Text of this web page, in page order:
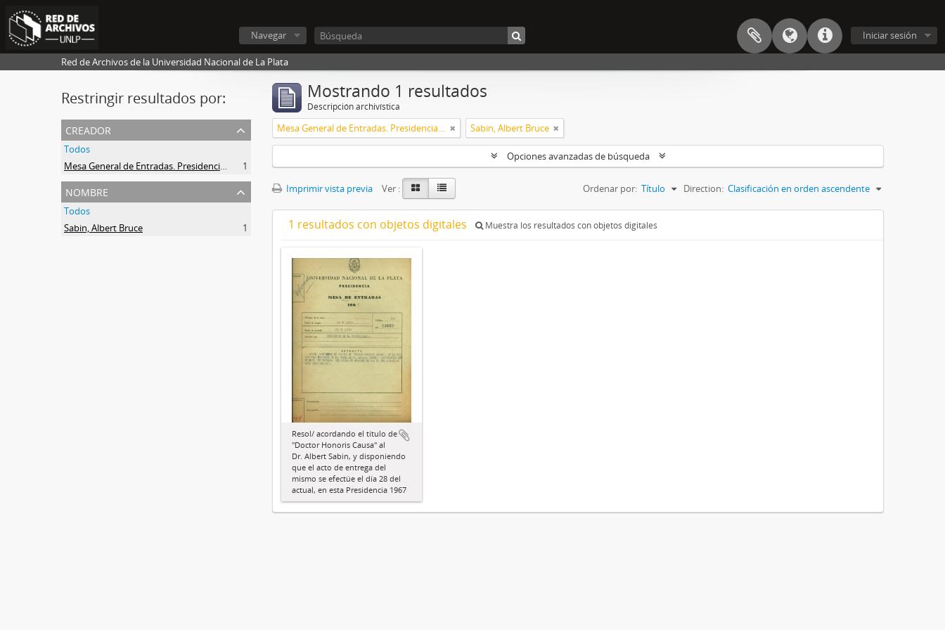
Iniciar sesión
Navegar
Red de Archivos de la Universidad Nacional de La Plata
Restringir resultados por:
creador
Todos
Mesa General de Entradas. Presidencia UNLP
1
nombre
Todos
Sabin, Albert Bruce
1
Mostrando 1 resultados
Descripción archivística
Mesa General de Entradas. Presidencia UNLP Sabin, Albert Bruce
Opciones avanzadas de búsqueda
Imprimir vista previa Ver : Ordenar por: Título Direction: Clasificación en orden ascendente
1 resultados con objetos digitales Muestra los resultados con objetos digitales
Resol/ acordando el título de
"Doctor Honoris Causa" al
Dr. Albert Sabin, y disponiendo
que el acto de entrega del
mismo se efectúe el día 28 del
actual, en esta Presidencia 1967